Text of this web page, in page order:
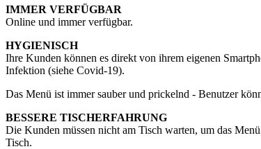
IMMER VERFÜGBAR
Online und immer verfügbar.
HYGIENISCH
Ihre Kunden können es direkt von ihrem eigenen
Infektion (siehe Covid-19).
Das Menü ist immer sauber und prickelnd - Benutzer
BESSERE TISCHERFAHRUNG
Die Kunden müssen nicht am Tisch warten, um das
Tisch.